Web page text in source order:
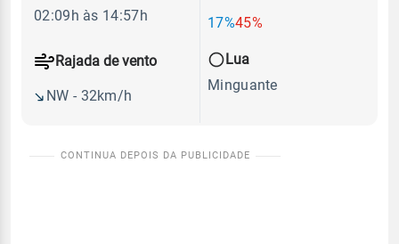
17%45%
Rajada de vento
NW - 32km/h
02:09h às 14:57h
Lua
Minguante